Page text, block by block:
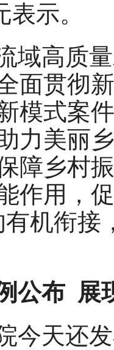
示。
域高质
面贯彻
模式案
力美丽
障乡村
作用，
有机衔接
公布 展
今天还